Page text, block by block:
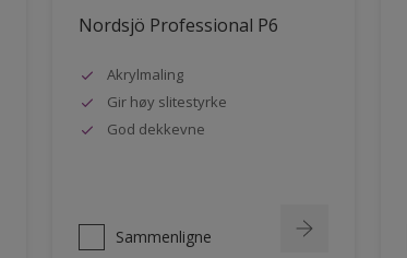
Nordsjö Professional P6
Akrylmaling
Gir høy slitestyrke
God dekkevne
Sammenligne